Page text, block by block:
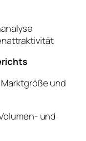
und
und